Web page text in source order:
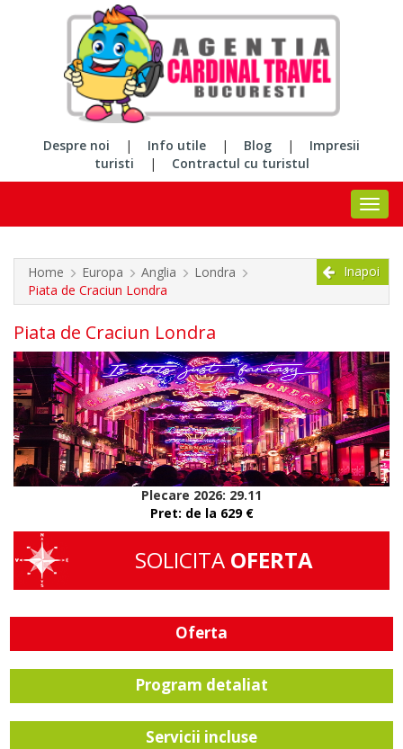
Despre noi | Info utile | Blog |
Impresii
turisti
| Contractul cu turistul
Home Europa Anglia
Londra
Piata de Craciun Londra
Inapoi
Piata de Craciun Londra
Plecare 2026: 29.11
Pret: de la 629 €
SOLICITA OFERTA
Oferta
Program detaliat
Servicii incluse